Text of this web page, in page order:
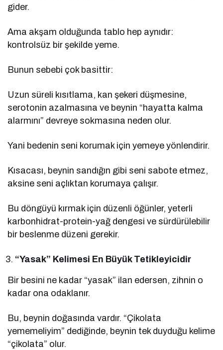
gider.
Ama akşam olduğunda tablo hep aynıdır:
kontrolsüz bir şekilde yeme.
Bunun sebebi çok basittir:
Uzun süreli kısıtlama, kan şekeri düşmesine,
serotonin azalmasına ve beynin “hayatta kalma
alarmını” devreye sokmasına neden olur.
Yani bedenin seni korumak için yemeye yönlendirir.
Kısacası, beynin sandığın gibi seni sabote etmez,
aksine seni açlıktan korumaya çalışır.
Bu döngüyü kırmak için düzenli öğünler, yeterli
karbonhidrat-protein-yağ dengesi ve sürdürülebilir
bir beslenme düzeni gerekir.
“Yasak” Kelimesi En Büyük Tetikleyicidir
Bir besini ne kadar “yasak” ilan edersen, zihnin o
kadar ona odaklanır.
Bu, beynin doğasında vardır. “Çikolata
yememeliyim” dediğinde, beynin tek duyduğu kelime
“çikolata” olur.